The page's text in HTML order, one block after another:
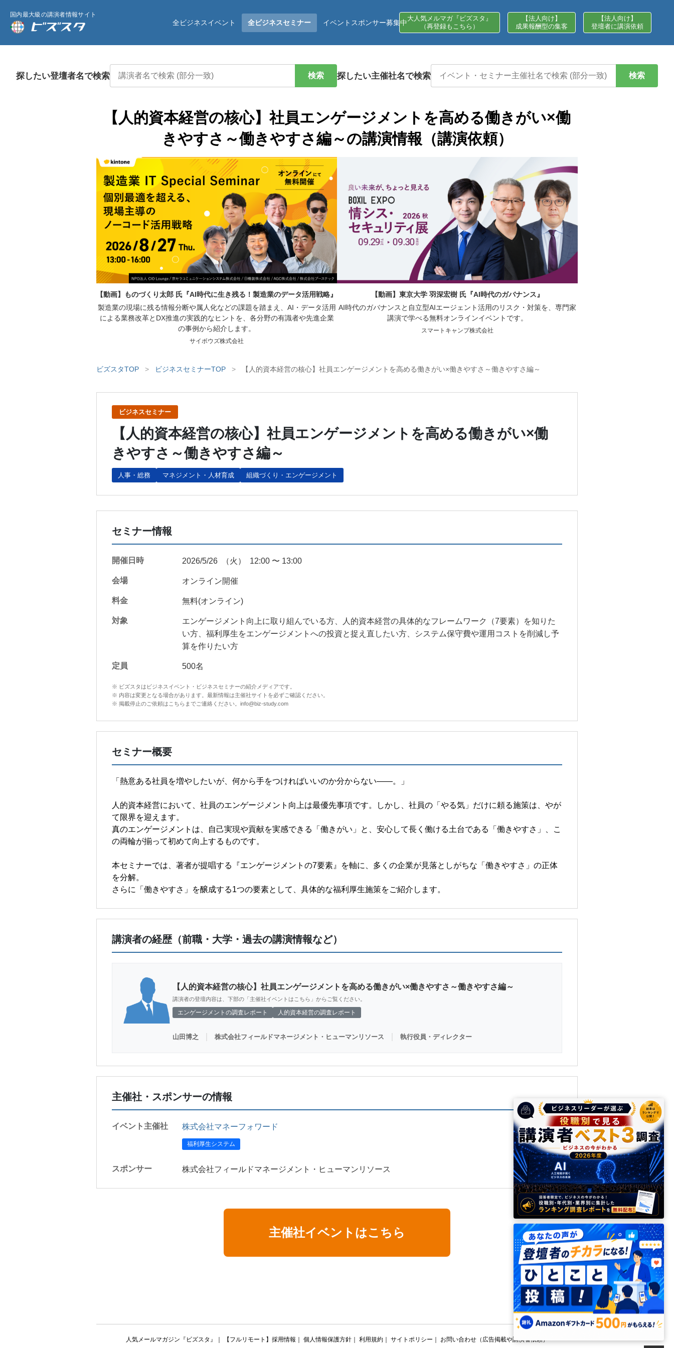
国内最大級の講演者情報サイト
全ビジネスイベント 全ビジネスセミナー イベントスポンサー募集中 大人気メルマガ『ビズスタ』
（再登録もこちら）
【法人向け】
成果報酬型の集客
【法人向け】
登壇者に講演依頼
探したい登壇者名で検索 検索 探したい主催社名で検索 検索
【人的資本経営の核心】社員エンゲージメントを高める働きがい×働
きやすさ～働きやすさ編～の講演情報（講演依頼）
【動画】ものづくり太郎 氏『AI時代に生き残る！製造業のデータ活用戦略』
製造業の現場に残る情報分断や属人化などの課題を踏まえ、AI・データ活用
による業務改革とDX推進の実践的なヒントを、各分野の有識者や先進企業
の事例から紹介します。
サイボウズ株式会社
【動画】東京大学 羽深宏樹 氏『AI時代のガバナンス』
AI時代のガバナンスと自立型AIエージェント活用のリスク・対策を、専門家
講演で学べる無料オンラインイベントです。
スマートキャンプ株式会社
ビズスタTOP > ビジネスセミナーTOP > 【人的資本経営の核心】社員エンゲージメントを高める働きがい×働きやすさ～働きやすさ編～
ビジネスセミナー
【人的資本経営の核心】社員エンゲージメントを高める働きがい×働
きやすさ～働きやすさ編～
人事・総務 マネジメント・人材育成 組織づくり・エンゲージメント
セミナー情報
開催日時 2026/5/26 （火） 12:00 〜 13:00
会場 オンライン開催
料金 無料(オンライン)
対象
エンゲージメント向上に取り組んでいる方、人的資本経営の具体的なフレームワーク（7要素）を知りた
い方、福利厚生をエンゲージメントへの投資と捉え直したい方、システム保守費や運用コストを削減し予
算を作りたい方
定員 500名
※ ビズスタはビジネスイベント・ビジネスセミナーの紹介メディアです。
※ 内容は変更となる場合があります。最新情報は主催社サイトを必ずご確認ください。
※ 掲載停止のご依頼はこちらまでご連絡ください。info@biz-study.com
セミナー概要
「熱意ある社員を増やしたいが、何から手をつければいいのか分からない――。」
人的資本経営において、社員のエンゲージメント向上は最優先事項です。しかし、社員の「やる気」だけに頼る施策は、やが
て限界を迎えます。
真のエンゲージメントは、自己実現や貢献を実感できる「働きがい」と、安心して長く働ける土台である「働きやすさ」、こ
の両輪が揃って初めて向上するものです。
本セミナーでは、著者が提唱する『エンゲージメントの7要素』を軸に、多くの企業が見落としがちな「働きやすさ」の正体
を分解。
さらに「働きやすさ」を醸成する1つの要素として、具体的な福利厚生施策をご紹介します。
講演者の経歴（前職・大学・過去の講演情報など）
【人的資本経営の核心】社員エンゲージメントを高める働きがい×働きやすさ～働きやすさ編～
講演者の登壇内容は、下部の「主催社イベントはこちら」からご覧ください。
エンゲージメントの調査レポート 人的資本経営の調査レポート
山田博之 株式会社フィールドマネージメント・ヒューマンリソース 執行役員・ディレクター
主催社・スポンサーの情報
イベント主催社 株式会社マネーフォワード
福利厚生システム
スポンサー 株式会社フィールドマネージメント・ヒューマンリソース
主催社イベントはこちら
人気メールマガジン『ビズスタ』 【フルリモート】採用情報 個人情報保護方針｜ 利用規約｜ サイトポリシー お問い合わせ（広告掲載や講演者依頼）